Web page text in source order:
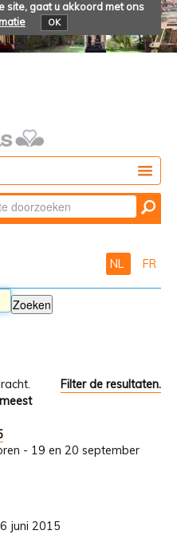
site, gaat u akkoord met ons
OK
NL FR
Filter de resultaten.
- 19 en 20 september
juni 2015